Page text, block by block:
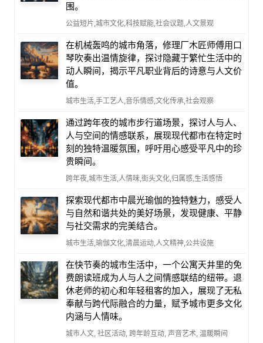
围。
公益短片,城市文化,科技赋能,社会议题,人文景观
在机械轰鸣的城市角落，修理厂木匠师傅用口
琴吹奏出温情旋律，探讨隐藏于繁忙生活中的
动人瞬间，揭示平凡职业背后的诗意与人文价
值。
城市生活,手工艺人,音乐情感,文化传承,社会观察
通过跨年夜的城市步行道场景，探讨人与人、
人与空间的情感联系，展现现代都市在特定时
刻的独特温暖氛围，呼吁用心感受平凡中的珍
贵瞬间。
跨年夜,城市生活,人情味,街头文化,归属感,生活感悟
探索现代都市中晨光瑜伽的独特魅力，感受人
与自然和谐共处的美好场景，发现健康、平静
与社交需求的完美结合。
城市生活,瑜伽文化,清晨运动,人文精神,公共设施
在快节奏的城市生活中，一个公寓天井里的免
费朗读班成为人与人之间情感联结的纽带。退
休老师的初心和年轻租客的加入，展现了无私
奉献与跨代际融合的力量，赋予城市更多文化
内涵与人情味。
城市人文, 社区活动, 跨年龄互动, 声音艺术, 温暖瞬间